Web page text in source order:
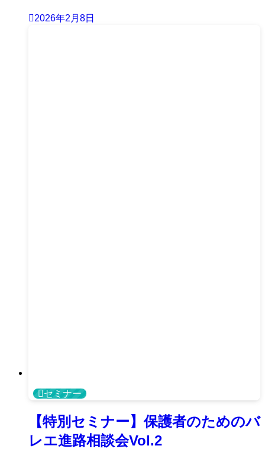
2026年2月8日
セミナー
【特別セミナー】保護者のためのバ
レエ進路相談会Vol.2